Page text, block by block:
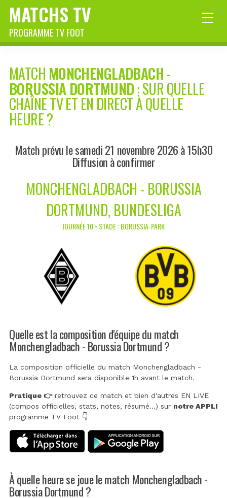
MATCHS TV
PROGRAMME TV FOOT
MATCH MONCHENGLADBACH-
BORUSSIA DORTMUND: SUR QUELLE
CHAÎNE TV ET EN DIRECT À QUELLE
HEURE ?
Match prévu le samedi 21 novembre 2026 à 15h30
Diffusion à confirmer
MONCHENGLADBACH - BORUSSIA
DORTMUND, BUNDESLIGA
JOURNÉE 10 • STADE : BORUSSIA-PARK
Quelle est la composition d'équipe du match
Monchengladbach - Borussia Dortmund ?
La composition officielle du match Monchengladbach -
Borussia Dortmund sera disponible 1h avant le match.
Pratique 👉retrouvez ce match et bien d'autres EN LIVE
(compos officielles, stats, notes, résumé...) sur notre APPLI
programme TV Foot 👇
À quelle heure se joue le match Monchengladbach -
Borussia Dortmund ?